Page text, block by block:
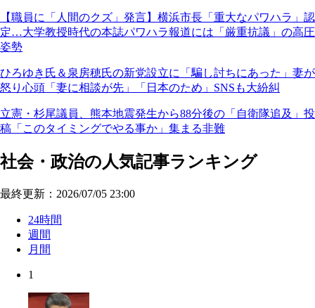
【職員に「人間のクズ」発言】横浜市長「重大なパワハラ」認
定…大学教授時代の本誌パワハラ報道には「厳重抗議」の高圧
姿勢
ひろゆき氏＆泉房穂氏の新党設立に「騙し討ちにあった」妻が
怒り心頭「妻に相談が先」「日本のため」SNSも大紛糾
立憲・杉尾議員、熊本地震発生から88分後の「自衛隊追及」投
稿「このタイミングでやる事か」集まる非難
社会・政治の人気記事ランキング
最終更新：2026/07/05 23:00
24時間
週間
月間
1